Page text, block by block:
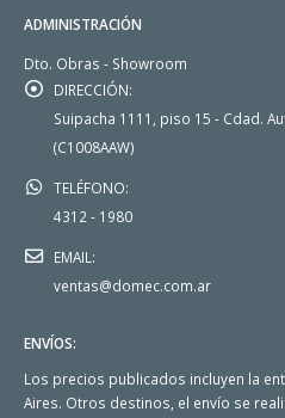
ADMINISTRACIÓN
Dto. Obras - Showroom
DIRECCIÓN:
Suipacha 1111, piso 15 - Cdad.
(C1008AAW)
TELÉFONO:
4312 - 1980
EMAIL:
ventas@domec.com.ar
ENVÍOS:
Los precios publicados incluyen la
Aires. Otros destinos, el envío se